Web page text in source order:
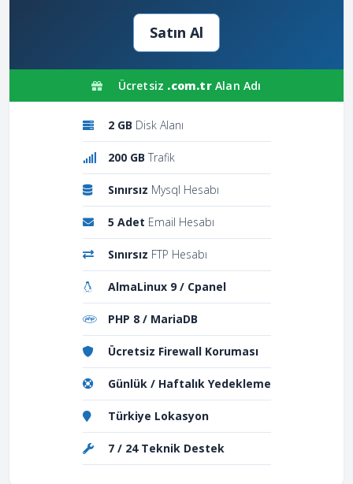
Satın Al
Ücretsiz .com.trAlan Adı
2 GB Disk Alanı
200 GB Trafik
Sınırsız Mysql Hesabı
5 Adet Email Hesabı
Sınırsız FTP Hesabı
AlmaLinux 9 / Cpanel
PHP 8 / MariaDB
Ücretsiz Firewall Koruması
Günlük / Haftalık Yedekleme
Türkiye Lokasyon
7 / 24 Teknik Destek